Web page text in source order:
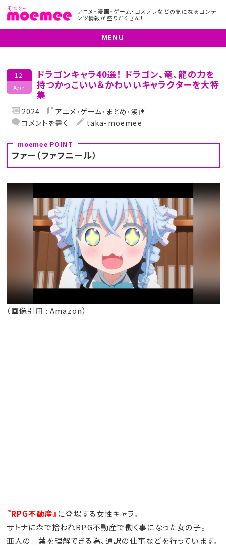
アニメ・漫画・ゲーム・コスプレなどの気になるコンテ
ンツ情報が盛りだくさん！
MENU
12
Apr
ドラゴンキャラ40選！ ドラゴン、竜、龍の力を
持つかっこいい＆かわいいキャラクターを大特
集
2024 アニメ ゲーム まとめ 漫画
コメントを書く
taka-moemee
ファー（ファフニール）
（画像引用 : Amazon）
『RPG不動産』 に登場する女性キャラ。
サトナに森で拾われRPG不動産で働く事になった女の子。
亜人の言葉を理解できる為、通訳の仕事などを行っています。